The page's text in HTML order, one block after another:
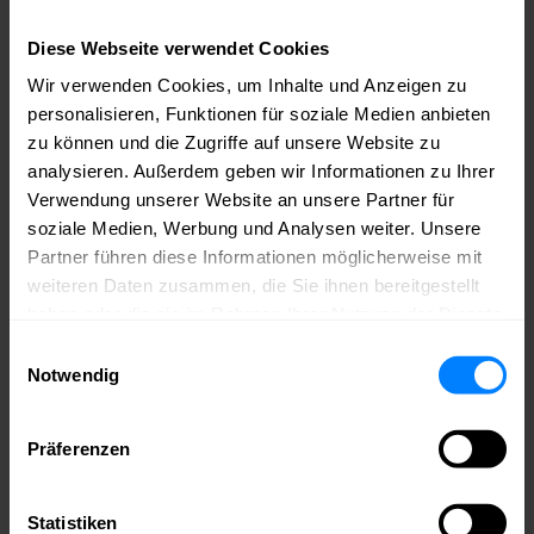
Diese Webseite verwendet Cookies
Wir verwenden Cookies, um Inhalte und Anzeigen zu
personalisieren, Funktionen für soziale Medien anbieten
zu können und die Zugriffe auf unsere Website zu
analysieren. Außerdem geben wir Informationen zu Ihrer
Verwendung unserer Website an unsere Partner für
soziale Medien, Werbung und Analysen weiter. Unsere
Partner führen diese Informationen möglicherweise mit
weiteren Daten zusammen, die Sie ihnen bereitgestellt
Notwendig
Präferenzen
Statistiken
und Recruiting-Software- Onlinerecruiting zulässig?
Arbeitgeber (E-Mails, Internetnutzung)
Datenschutzbeauftragte und Kündigungsschutz
Äußerungen in Social Media – was ist erlaubt und wann
riskiere ich eine Kündigung?
Rechtsprobleme des Crowdworking
Flexibles Arbeiten im Home-Office
Werde jetzt Mitglied im medianet.
Bei uns triffst du die richtigen Leute – aus deiner Branche und weit
Wirtschaft.medianet – weil echte Kontakte den Unterschied